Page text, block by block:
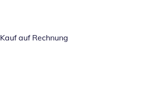
Kauf auf Rechnung